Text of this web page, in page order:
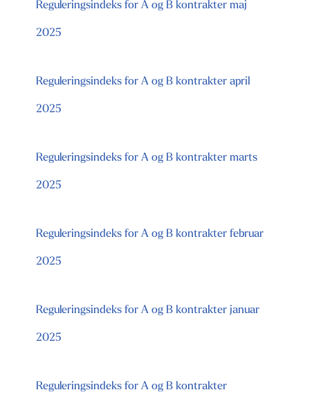
Reguleringsindeks for A og B kontrakter maj
2025
Reguleringsindeks for A og B kontrakter april
2025
Reguleringsindeks for A og B kontrakter marts
2025
Reguleringsindeks for A og B kontrakter februar
2025
Reguleringsindeks for A og B kontrakter januar
2025
Reguleringsindeks for A og B kontrakter